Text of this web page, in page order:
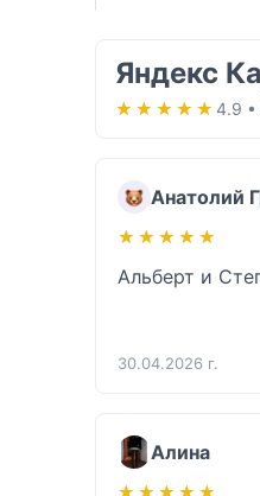
Яндекс
★★★★★
★★★★★ 4.9
Анатолий
★★★★★
★★★★★
Альберт и
30.04.2026 г.
Алина
★★★★★
★★★★★